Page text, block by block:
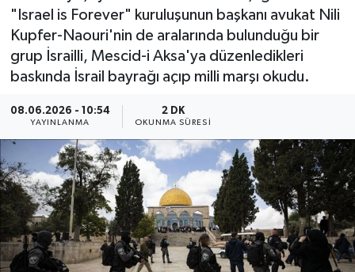
"Israel is Forever" kuruluşunun başkanı avukat Nili
Kupfer-Naouri'nin de aralarında bulunduğu bir
grup İsrailli, Mescid-i Aksa'ya düzenledikleri
baskında İsrail bayrağı açıp milli marşı okudu.
08.06.2026 - 10:54
YAYINLANMA
2 DK
OKUNMA SÜRESI
Amasya Müftülüğü
Ankara Müftülüğü
Antalya Müftülüğü
Ardahan Müftülüğü
Artvin Müftülüğü
Aydın Müftülüğü
Balıkesir Müftülüğü
Diyanet Takvimi
Dualar
Hadislerle İslam
Kudüs
Kurban
Mukabele
Peygamberimizin Hayatı
DİYANET eKİTAP
Diyanet Dergi
Hutbeler
DİYANET AKADEMİ
DİYANET GENÇLİK
DİYANET RADYO/TV
Tüm Manşetler
Son Dakika Haberleri